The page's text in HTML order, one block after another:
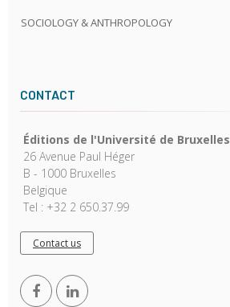
SOCIOLOGY & ANTHROPOLOGY
CONTACT
Éditions de l'Université de Bruxelles
26 Avenue Paul Héger
B - 1000 Bruxelles
Belgique
Tel : +32 2 650.37.99
Contact us